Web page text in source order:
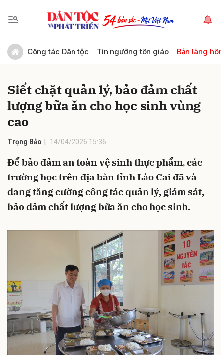
Công tác Dân tộc Tín ngưỡng tôn giáo Bản làng
Siết chặt quản lý, bảo đảm chất
lượng bữa ăn cho học sinh vùng
cao
Trọng Bảo 14/04/2026 15:36
Để bảo đảm an toàn vệ sinh thực phẩm, các
trường học trên địa bàn tỉnh Lào Cai đã và
đang tăng cường công tác quản lý, giám sát,
bảo đảm chất lượng bữa ăn cho học sinh.
Gửi bình luận